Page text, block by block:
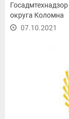
округа Коломна
07.10.2021